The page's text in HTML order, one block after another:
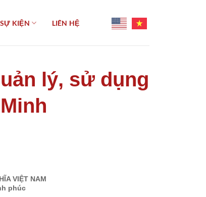
KIỆN LIÊN HỆ
lý, sử dụng
VIỆT NAM
phúc